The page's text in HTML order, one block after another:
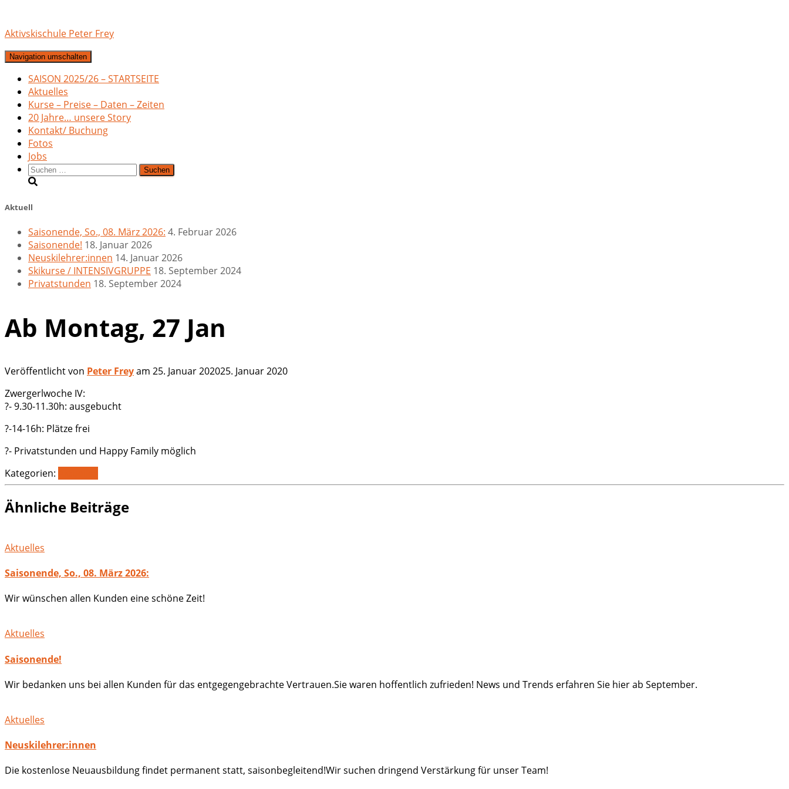
Aktivskischule Peter Frey
Navigation umschalten
SAISON 2025/26 – STARTSEITE
Aktuelles
Kurse – Preise – Daten – Zeiten
20 Jahre… unsere Story
Kontakt/ Buchung
Fotos
Jobs
Suchen
nach:
Aktuell
Saisonende, So., 08. März 2026: 4. Februar 2026
Saisonende! 18. Januar 2026
Neuskilehrer:innen 14. Januar 2026
Skikurse / INTENSIVGRUPPE 18. September 2024
Privatstunden 18. September 2024
Ab Montag, 27 Jan
Veröffentlicht von Peter Freyam 25. Januar 202025. Januar 2020
Zwergerlwoche IV:
?- 9.30-11.30h: ausgebucht
?-14-16h: Plätze frei
?- Privatstunden und Happy Family möglich
Kategorien:
Ähnliche Beiträge
Aktuelles
Saisonende, So., 08. März 2026:
Wir wünschen allen Kunden eine schöne Zeit!
Aktuelles
Saisonende!
Wir bedanken uns bei allen Kunden für das entgegengebrachte Vertrauen.Sie waren hoffentlich zufrieden! News und Trends erfahren Sie hier ab September.
Aktuelles
Neuskilehrer:innen
Die kostenlose Neuausbildung findet permanent statt, saisonbegleitend!Wir suchen dringend Verstärkung für unser Team!